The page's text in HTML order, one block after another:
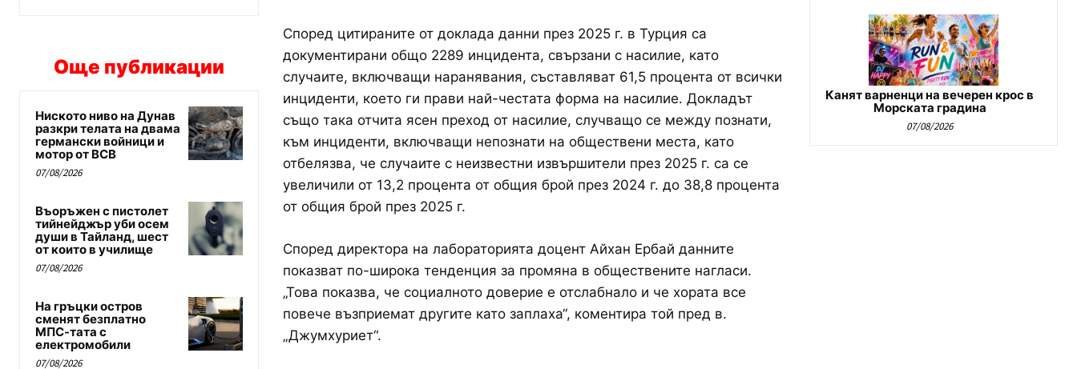
Още публикации
Ниското ниво на Дунав
разкри телата на двама
германски войници и
мотор от ВСВ
07/08/2026
Въоръжен с пистолет
тийнейджър уби осем
души в Тайланд, шест
от които в училище
07/08/2026
На гръцки остров
сменят безплатно
МПС-тата с
електромобили
07/08/2026
Според цитираните от доклада данни през 2025 г. в Турция са
документирани общо 2289 инцидента, свързани с насилие, като
случаите, включващи наранявания, съставляват 61,5 процента от всички
инциденти, което ги прави най-честата форма на насилие. Докладът
също така отчита ясен преход от насилие, случващо се между познати,
към инциденти, включващи непознати на обществени места, като
отбелязва, че случаите с неизвестни извършители през 2025 г. са се
увеличили от 13,2 процента от общия брой през 2024 г. до 38,8 процента
от общия брой през 2025 г.
Според директора на лабораторията доцент Айхан Ербай данните
показват по-широка тенденция за промяна в обществените нагласи.
„Това показва, че социалното доверие е отслабнало и че хората все
повече възприемат другите като заплаха“, коментира той пред в.
„Джумхуриет“.
Канят варненци на вечерен крос в
Морската градина
07/08/2026